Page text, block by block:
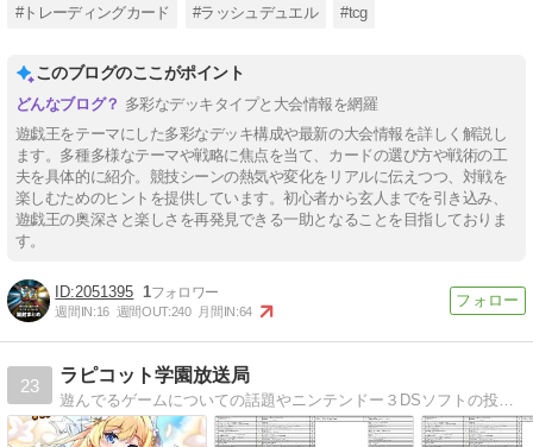
#トレーディングカード #ラッシュデュエル #tcg
このブログのここがポイント
多彩なデッキタイプと大会情報を網羅
遊戯王をテーマにした多彩なデッキ構成や最新の大会情報を詳しく解説し
ます。多種多様なテーマや戦略に焦点を当て、カードの選び方や戦術の工
夫を具体的に紹介。競技シーンの熱気や変化をリアルに伝えつつ、対戦を
楽しむためのヒントを提供しています。初心者から玄人までを引き込み、
遊戯王の奥深さと楽しさを再発見できる一助となることを目指しておりま
す。
2051395 1
週間IN:16 週間OUT:240 月間IN:64
23
ラピコット学園放送局